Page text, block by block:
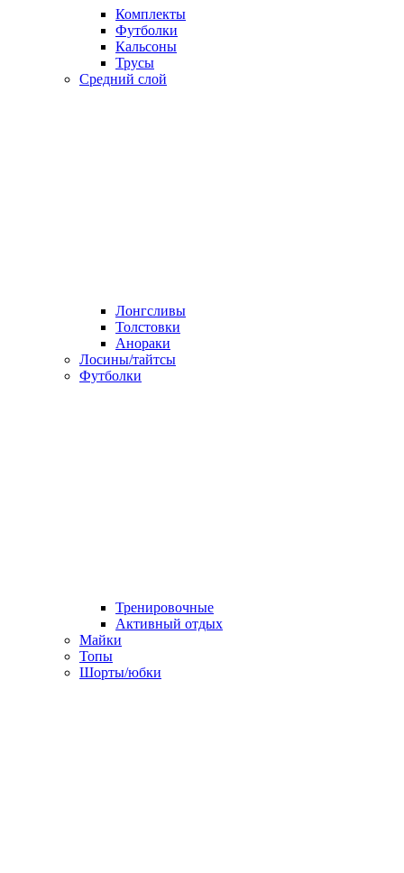
Комплекты
Футболки
Кальсоны
Трусы
Средний слой
Лонгсливы
Толстовки
Анораки
Лосины/тайтсы
Футболки
Тренировочные
Активный отдых
Майки
Топы
Шорты/юбки